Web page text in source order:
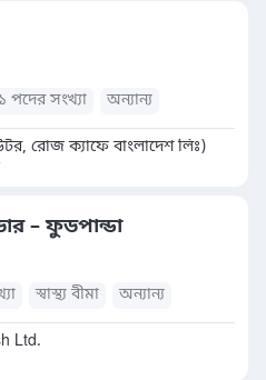
১ পদের সংখ্যা অন্যান্য
রোজ ক্যাফে বাংলাদেশ লিঃ)
– ফুডপান্ডা
স্বাস্থ্য বীমা অন্যান্য
Ltd.